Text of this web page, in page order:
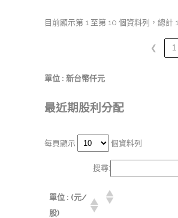
目前顯示第 1 至第 10 個資料列，總計
❮ 1
單位 : 新台幣仟元
最近期股利分配
每頁顯示 個資料列
搜尋:
單位 : (元/
股)